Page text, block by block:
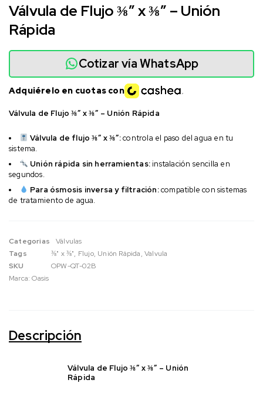
Válvula de Flujo ⅜” x ⅜” – Unión
Rápida
Válvula de Flujo ⅜” x ⅜” – Unión Rápida
Válvula de flujo ⅜” x ⅜”:controla el paso del agua en tu
sistema.
Unión rápida sin herramientas:instalación sencilla en
segundos.
Para ósmosis inversa y filtración:compatible con sistemas
de tratamiento de agua.
Cotizar vía WhatsApp
Adquiérelo en cuotas con
Categorias
Válvulas
Tags
⅜" x ⅜", Flujo, Unión Rápida,Valvula
SKU
OPW-QT-02B
Marca:Oasis
Descripción
Válvula de Flujo ⅜” x ⅜” – Unión
Rápida